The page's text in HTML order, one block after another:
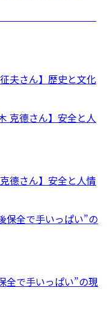
夫さん】歴史と文化
德さん】安全と人情
全で手いっぱい”の現